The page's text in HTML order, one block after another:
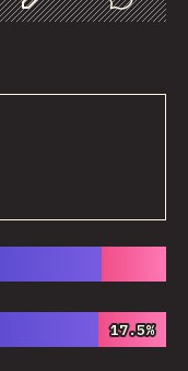
Customize Data
Comments
17.5%
17.5%